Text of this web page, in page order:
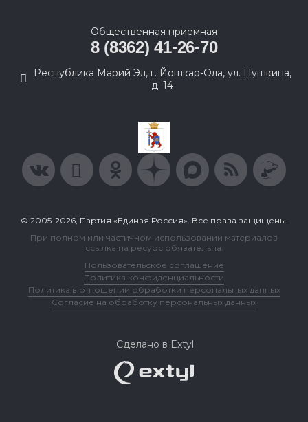
Общественная приемная
8 (8362) 41-26-70
Республика Марий Эл, г. Йошкар-Ола, ул. Пушкина,
д. 14
© 2005-2026, Партия «Единая Россия». Все права защищены.
При полном или частичном использовании материалов
ссылка на ресурс обязательна.
Пользовательское соглашение
Политика конфиденциальности
Политика в отношении обработки персональных данных
Согласие на обработку персональных данных
Сделано в Extyl